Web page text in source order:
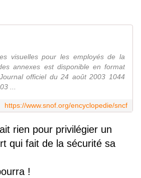
visuelles pour les employés de la
annexes est disponible en format
officiel du 24 août 2003 1044
...
https://www.snof.org/encyclopedie/sncf
rien pour privilégier un
qui fait de la sécurité sa
!